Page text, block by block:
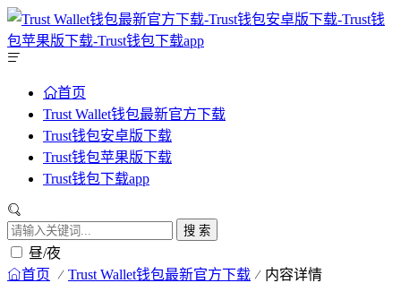
首页
Trust Wallet钱包最新官方下载
Trust钱包安卓版下载
Trust钱包苹果版下载
Trust钱包下载app
搜 索
昼/夜
首页 Trust Wallet钱包最新官方下载 内容详情